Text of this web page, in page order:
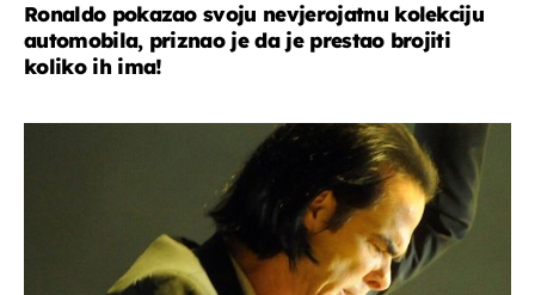
Ronaldo pokazao svoju nevjerojatnu kolekciju
automobila, priznao je da je prestao brojiti
koliko ih ima!